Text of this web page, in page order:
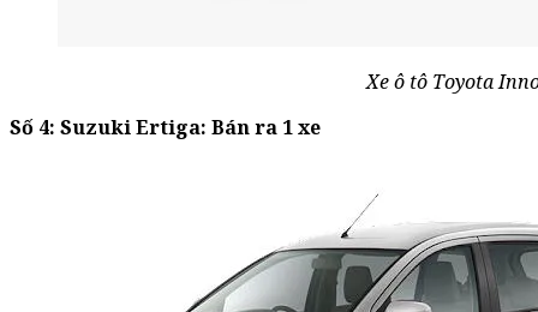
Xe ô tô Toyota
Số 4: Suzuki Ertiga: Bán ra 1 xe